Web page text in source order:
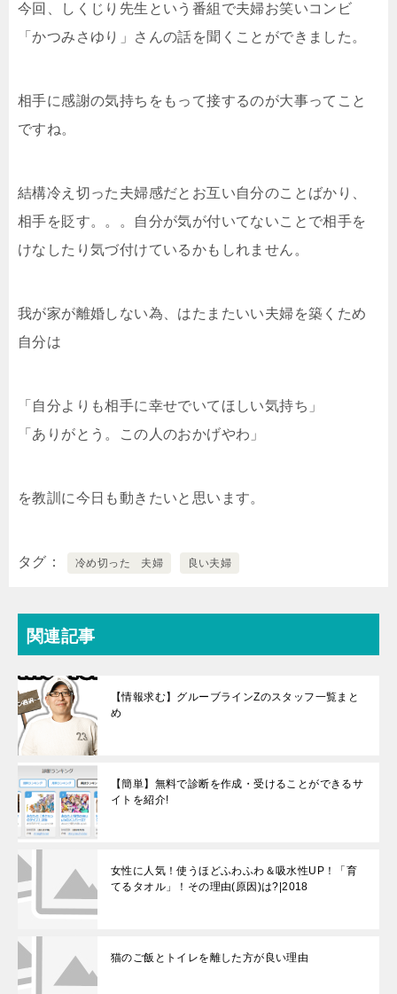
今回、しくじり先生という番組で夫婦お笑いコンビ
「かつみさゆり」さんの話を聞くことができました。
相手に感謝の気持ちをもって接するのが大事ってこと
ですね。
結構冷え切った夫婦感だとお互い自分のことばかり、
相手を貶す。。。自分が気が付いてないことで相手を
けなしたり気づ付けているかもしれません。
我が家が離婚しない為、はたまたいい夫婦を築くため
自分は
「自分よりも相手に幸せでいてほしい気持ち」
「ありがとう。この人のおかげやわ」
を教訓に今日も動きたいと思います。
タグ 冷め切った 夫婦 良い夫婦
関連記事
【情報求む】グルーブラインZのスタッフ一覧まと
め
【簡単】無料で診断を作成・受けることができるサ
イトを紹介!
女性に人気！使うほどふわふわ＆吸水性UP！「育
てるタオル」！その理由(原因)は?|2018
猫のご飯とトイレを離した方が良い理由